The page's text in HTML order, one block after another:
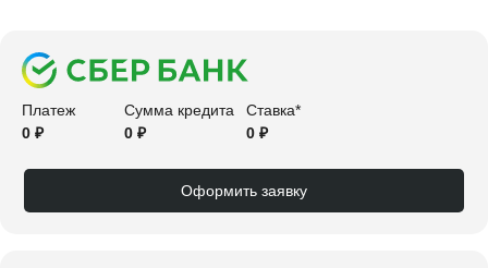
Платеж
0 ₽
Сумма кредита
0 ₽
Ставка*
0 ₽
Оформить заявку